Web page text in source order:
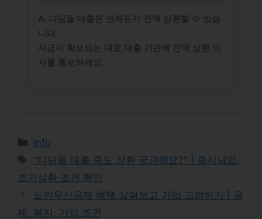
A. 디딤돌 대출은 언제든지 전액 상환할 수 있습
니다.
자금이 확보되는 대로 대출 기관에 전액 상환 의
사를 통보하세요.
Categories
info
Tags
"디딤돌 대출 중도 상환 궁금해요?" | 즉시납입,
조기상환 조건 확인
노란우산공제 혜택 살펴보고 가입 고려하기 | 공
제, 복지, 가입 조건